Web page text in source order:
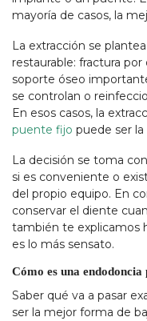
mayoría de casos, la
La extracción se
restaurable: fractura
soporte óseo
se controlan o
En esos casos, la
puente fijo puede ser
La decisión se toma
si es conveniente o
del propio equipo. En
conservar el diente
también te explicamos
es lo más sensato.
Cómo es una endodoncia
Saber qué va a pasar
ser la mejor forma de